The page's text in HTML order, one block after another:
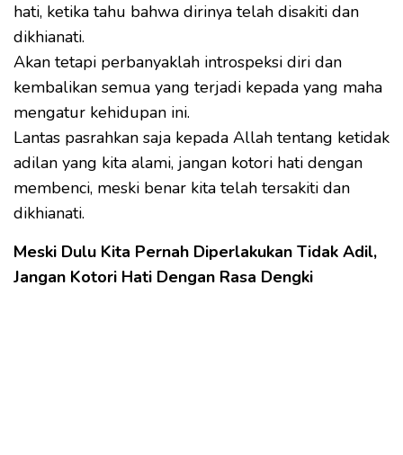
hati, ketika tahu bahwa dirinya telah disakiti dan
dikhianati.
Akan tetapi perbanyaklah introspeksi diri dan
kembalikan semua yang terjadi kepada yang maha
mengatur kehidupan ini.
Lantas pasrahkan saja kepada Allah tentang ketidak
adilan yang kita alami, jangan kotori hati dengan
membenci, meski benar kita telah tersakiti dan
dikhianati.
Meski Dulu Kita Pernah Diperlakukan Tidak Adil,
Jangan Kotori Hati Dengan Rasa Dengki